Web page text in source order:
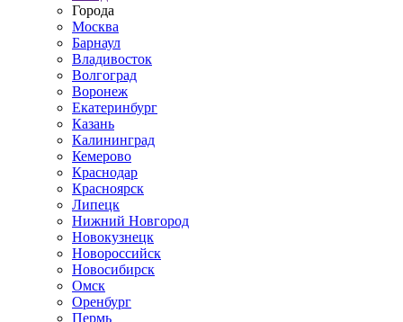
Города
Москва
Барнаул
Владивосток
Волгоград
Воронеж
Екатеринбург
Казань
Калининград
Кемерово
Краснодар
Красноярск
Липецк
Нижний Новгород
Новокузнецк
Новороссийск
Новосибирск
Омск
Оренбург
Пермь